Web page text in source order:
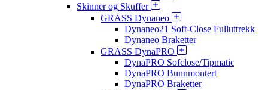
Skinner og Skuffer
GRASS Dynaneo
Dynaneo21 Soft-Close Fulluttrekk
Dynaneo Braketter
GRASS DynaPRO
DynaPRO Sofclose/Tipmatic
DynaPRO Bunnmontert
DynaPRO Braketter